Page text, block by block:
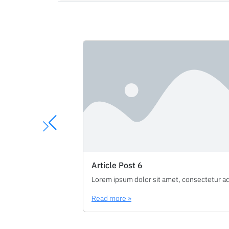
Article Post 6
Read more »